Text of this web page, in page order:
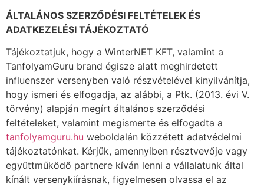
ÁLTALÁNOS SZERZŐDÉSI FELTÉTELEK ÉS
ADATKEZELÉSI TÁJÉKOZTATÓ
Tájékoztatjuk, hogy a WinterNET KFT, valamint a
TanfolyamGuru brand égisze alatt meghirdetett
influenszer versenyben való részvételével kinyilvánítja,
hogy ismeri és elfogadja, az alábbi, a Ptk. (2013. évi V.
törvény) alapján megírt általános szerződési
feltételeket, valamint megismerte és elfogadta a
tanfolyamguru.hu weboldalán közzétett adatvédelmi
tájékoztatónkat. Kérjük, amennyiben résztvevője vagy
együttműködő partnere kíván lenni a vállalatunk által
kínált versenykiírásnak, figyelmesen olvassa el az